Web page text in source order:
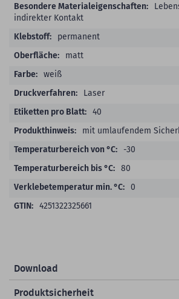
indirekter Kontakt
permanent
matt
weiß
Laser
40
mit umlaufendem
-30
80
0
4251322325661
Download
Produktsicherheit